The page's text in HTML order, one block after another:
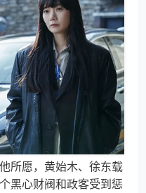
所愿，黄始木、徐东载
黑心财阀和政客受到惩